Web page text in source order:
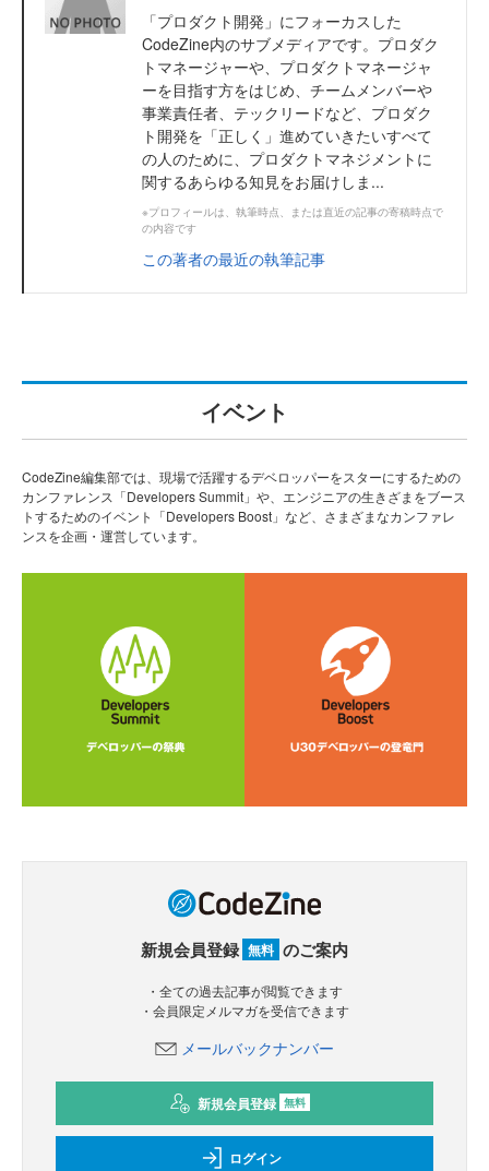
「プロダクト開発」にフォーカスした
CodeZine内のサブメディアです。プロダク
トマネージャーや、プロダクトマネージャ
ーを目指す方をはじめ、チームメンバーや
事業責任者、テックリードなど、プロダク
ト開発を「正しく」進めていきたいすべて
の人のために、プロダクトマネジメントに
関するあらゆる知見をお届けしま...
※プロフィールは、執筆時点、または直近の記事の寄稿時点で
の内容です
この著者の最近の執筆記事
イベント
CodeZine編集部では、現場で活躍するデベロッパーをスターにするための
カンファレンス「Developers Summit」や、エンジニアの生きざまをブース
トするためのイベント「Developers Boost」など、さまざまなカンファレ
ンスを企画・運営しています。
新規会員登録 無料 のご案内
・全ての過去記事が閲覧できます
・会員限定メルマガを受信できます
メールバックナンバー
新規会員登録 無料
ログイン